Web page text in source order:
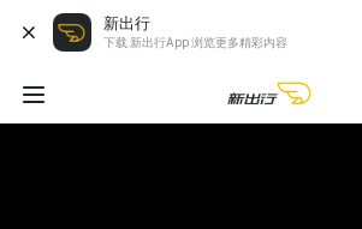
新出行
下载 新出行App 浏览更多精彩内容